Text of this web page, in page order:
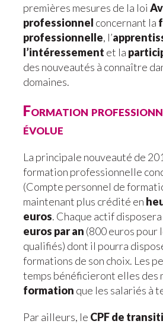
premières mesures de la loi
professionnel concernant la
professionnelle, l’
l’intéressement et la
des nouveautés à connaître
domaines.
Formation
évolue
La principale nouveauté de
formation professionnelle
(Compte personnel de
maintenant plus crédité en
euros. Chaque actif
euros par an (800 euros pour
qualifiés) dont il pourra
formations de son choix. Les
temps bénéficieront elles des
formation que les salariés à
Par ailleurs, le CPF de